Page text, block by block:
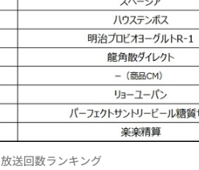
送回数ランキング